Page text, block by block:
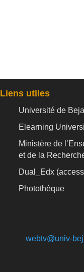
Liens utiles
Université de
Elearning
Ministère de
et de la
Dual_Edx (
Photothèque
webtv@univ-